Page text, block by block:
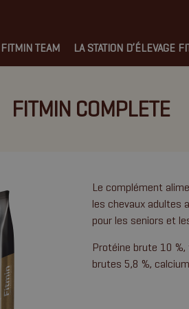
FITMIN TEAM LA STATION D’ÉLEVAGE
FITMIN COMPLETE
Le complément
les chevaux adultes
pour les seniors et
Protéine brute 10
brutes 5,8 %,